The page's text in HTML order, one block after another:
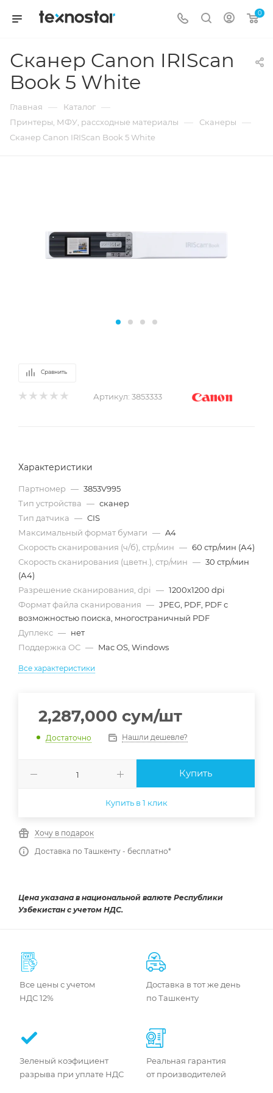
0
Сканер Canon IRIScan
Book 5 White
Главная — Каталог —
Принтеры, МФУ, рассходные материалы — Сканеры —
Сканер Canon IRIScan Book 5 White
Сравнить
Артикул: 3853333
Характеристики
Партномер — 3853V995
Тип устройства — сканер
Тип датчика — CIS
Максимальный формат бумаги — A4
Скорость сканирования (ч/б), стр/мин — 60 стр/мин (А4)
Скорость сканирования (цветн.), стр/мин — 30 стр/мин
(А4)
Разрешение сканирования, dpi
— 1200x1200 dpi
Формат файла сканирования — JPEG, PDF, PDF с
возможностью поиска, многостраничный PDF
Дуплекс — нет
Поддержка ОС — Mac OS, Windows
Все характеристики
2,287,000 сум/шт
Достаточно Нашли дешевле?
Купить
Купить в 1 клик
Хочу в подарок
Доставка по Ташкенту - бесплатно*
Цена указана в национальной валюте Республики
Узбекистан с учетом НДС.
Все цены с учетом
НДС 12%
Доставка в тот же день
по Ташкенту
Зеленый коэфициент
разрыва при уплате НДС
Реальная гарантия
от производителей